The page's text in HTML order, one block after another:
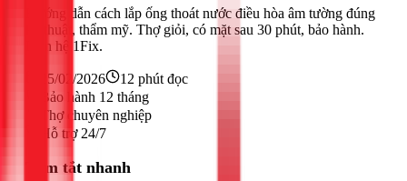
Hướng dẫn cách lắp ống thoát nước điều hòa âm tường đúng
kỹ thuật, thẩm mỹ. Thợ giỏi, có mặt sau 30 phút, bảo hành.
Liên hệ 1Fix.
25/02/2026 12 phút đọc
Bảo hành 12 tháng
Thợ chuyên nghiệp
Hỗ trợ 24/7
Tóm tắt nhanh